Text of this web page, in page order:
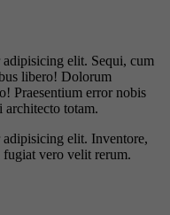
elit. Sequi, cum
libero! Dolorum
Praesentium error nobis
architecto totam.
elit. Inventore,
fugiat vero velit rerum.